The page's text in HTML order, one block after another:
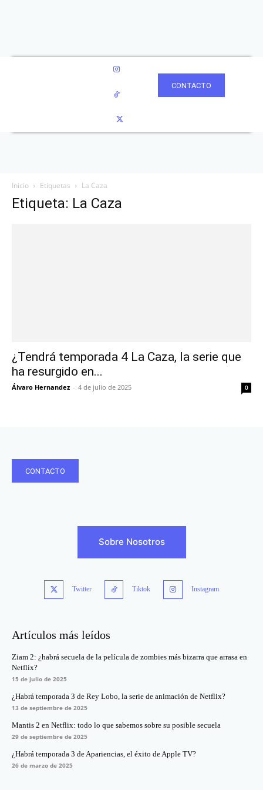
CONTACTO
Inicio Etiquetas La Caza
Etiqueta: La Caza
¿Tendrá temporada 4 La Caza, la serie que
ha resurgido en...
Álvaro Hernandez - 4 de julio de 2025 0
CONTACTO
Sobre Nosotros
Twitter Tiktok Instagram
Artículos más leídos
Ziam 2: ¿habrá secuela de la película de zombies más bizarra que arrasa en
Netflix?
15 de julio de 2025
¿Habrá temporada 3 de Rey Lobo, la serie de animación de Netflix?
13 de septiembre de 2025
Mantis 2 en Netflix: todo lo que sabemos sobre su posible secuela
29 de septiembre de 2025
¿Habrá temporada 3 de Apariencias, el éxito de Apple TV?
26 de marzo de 2025